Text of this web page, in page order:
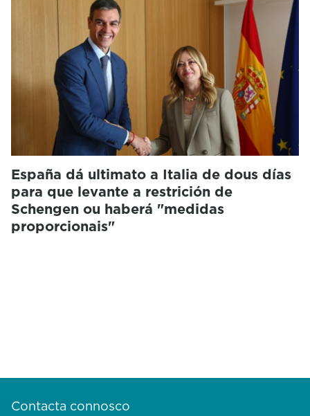
España dá ultimato a Italia de dous días
para que levante a restrición de
Schengen ou haberá "medidas
proporcionais"
Contacta connosco